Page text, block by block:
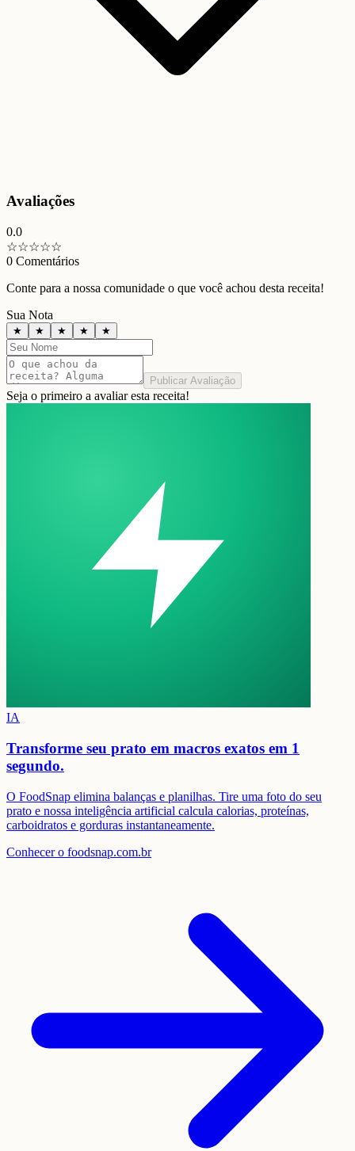
Avaliações
0.0
☆☆☆☆☆
0 Comentários
Conte para a nossa comunidade o que você achou desta receita!
Sua Nota
★ ★ ★ ★ ★
Publicar Avaliação
Seja o primeiro a avaliar esta receita!
IA
Transforme seu prato em macros exatos em 1
segundo.
O FoodSnap elimina balanças e planilhas. Tire uma foto do seu
prato e nossa inteligência artificial calcula calorias, proteínas,
carboidratos e gorduras instantaneamente.
Conhecer o foodsnap.com.br